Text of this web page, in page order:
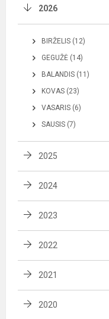
2026
BIRŽELIS (12)
GEGUŽĖ (14)
BALANDIS (11)
KOVAS (23)
VASARIS (6)
SAUSIS (7)
2025
2024
2023
2022
2021
2020